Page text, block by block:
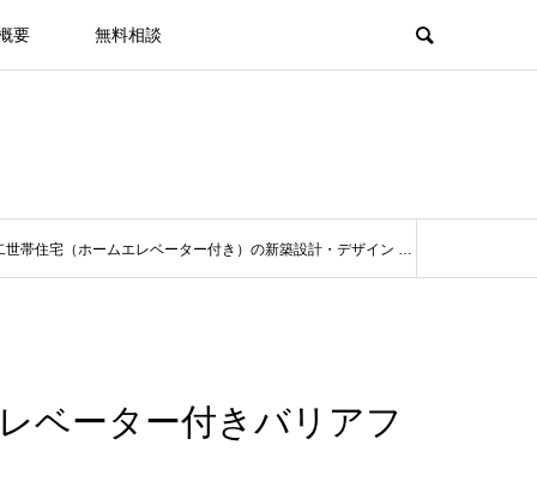
要 無料相談
帯住宅（ホームエレベーター付き）の新築設計・デザイン
ベーター付きバリアフ